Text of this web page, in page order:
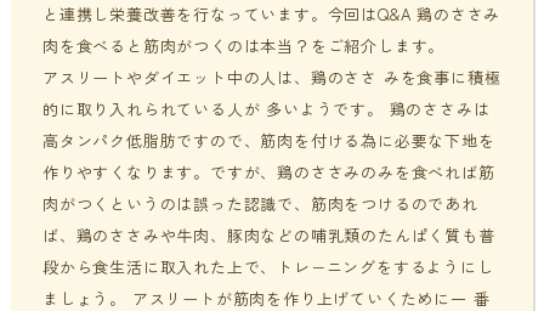
オフィスワークの体の悩み
家事・育児でたまる体の疲れ
年齢とともに変わる体調サポート
血液検査でわかるあなたの健康サイン
分子整合栄養医学／オーソモレキュラーの血液検査と栄養療法
の流れ
体調不良で異常無しといわれてしまうのは？
はじめての栄養相談はこちら
分子整合栄養医学を勉強したい方に
ニュース＆ブログ
採用情報
と連携し栄養改善を行なっています。今回はQ&A 鶏のささみ
肉を食べると筋肉がつくのは本当？ をご紹介します。
アスリートやダイエット中の人は、鶏のささ みを食事に積極
的に取り入れられている人が 多いようです。 鶏のささみは
高タンパク低脂肪ですので、筋肉を付ける為に必要な下地を
作りやすくなります。ですが、鶏のささみのみを食べれば筋
肉がつくというのは誤った認識で、筋肉をつけるのであれ
ば、鶏のささみや牛肉、豚肉などの哺乳類のたんぱく質も普
段から食生活に取入れた上で、トレ−ニングをするようにし
ましょう。 アスリートが筋肉を作り上げていくために一 番